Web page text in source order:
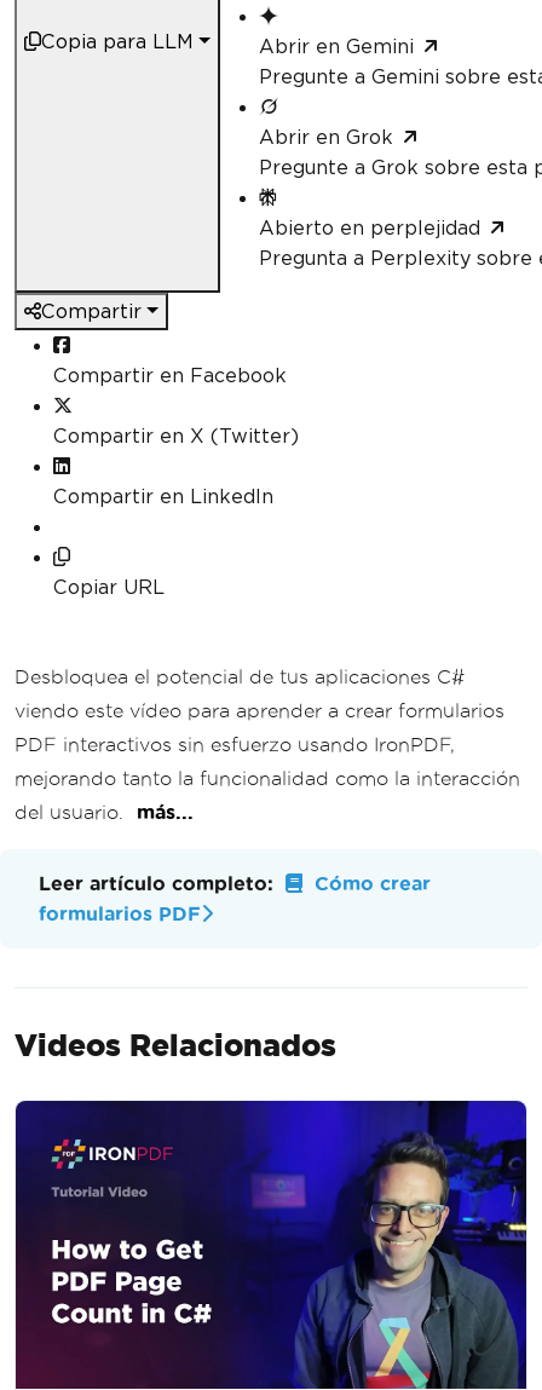
Copia para LLM
Abrir en Gemini
Pregunte a Gemini sobre
Abrir en Grok
Pregunte a Grok sobre esta
Abierto en perplejidad
Pregunta a Perplexity sobre
Compartir
Compartir en Facebook
Compartir en X (Twitter)
Compartir en LinkedIn
Copiar URL
Desbloquea el potencial de tus aplicaciones C#
viendo este vídeo para aprender a crear formularios
PDF interactivos sin esfuerzo usando IronPDF,
mejorando tanto la funcionalidad como la interacción
del usuario.
más...
Leer artículo completo:
Cómo crear
formularios PDF
Videos Relacionados